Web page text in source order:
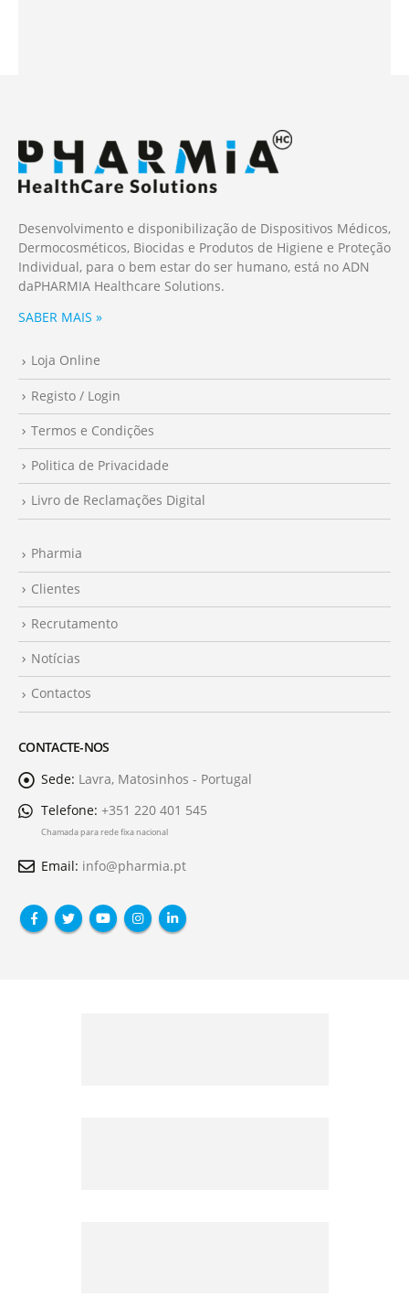
Desenvolvimento e disponibilização de Dispositivos Médicos,
Dermocosméticos, Biocidas e Produtos de Higiene e Proteção
Individual, para o bem estar do ser humano, está no ADN
daPHARMIA Healthcare Solutions.
SABER MAIS »
Loja Online
Registo / Login
Termos e Condições
Politica de Privacidade
Livro de Reclamações Digital
Pharmia
Clientes
Recrutamento
Notícias
Contactos
CONTACTE-NOS
Sede: Lavra, Matosinhos - Portugal
Telefone: +351 220 401 545
Chamada para rede fixa nacional
Email: info@pharmia.pt